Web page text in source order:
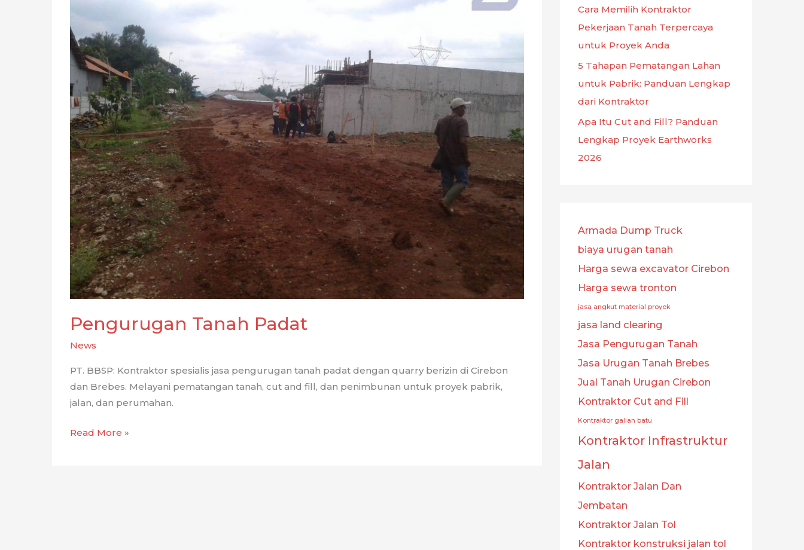
Pengurugan Tanah Padat
News
PT. BBSP: Kontraktor spesialis jasa pengurugan tanah padat dengan quarry berizin di Cirebon
dan Brebes. Melayani pematangan tanah, cut and fill, dan penimbunan untuk proyek pabrik,
jalan, dan perumahan.
Pengurugan
Read More »
Cara Memilih Kontraktor
Pekerjaan Tanah Terpercaya
untuk Proyek Anda
5 Tahapan Pematangan Lahan
untuk Pabrik: Panduan Lengkap
dari Kontraktor
Apa Itu Cut and Fill? Panduan
Lengkap Proyek Earthworks
2026
Armada Dump Truck
biaya urugan tanah
Harga sewa excavator Cirebon
Harga sewa tronton
jasa angkut material proyek
jasa land clearing
Jasa Pengurugan Tanah
Jasa Urugan Tanah Brebes
Jual Tanah Urugan Cirebon
Kontraktor Cut and Fill
Kontraktor galian batu
Kontraktor Infrastruktur
Jalan
Kontraktor Jalan Dan
Jembatan
Kontraktor Jalan Tol
Kontraktor konstruksi jalan tol